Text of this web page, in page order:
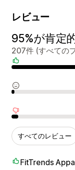
レビュー
95%が肯定
207件 (すべての
肯定的なレビュー
中間的なレビュー
否定的なレビュー
すべてのレビュー
FitTrends